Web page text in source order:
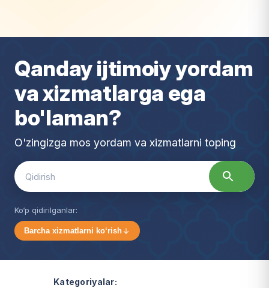
mtiy oz
Qanday ijtimoiy yordam
va xizmatlarga ega
bo'laman?
O'zingizga mos yordam va xizmatlarni toping
Search
for:
Ko‘p qidirilganlar:
Barcha xizmatlarni ko‘rish
Kategoriyalar: